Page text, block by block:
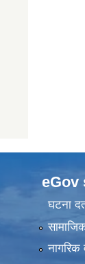
eGov
घटना
नागरिक